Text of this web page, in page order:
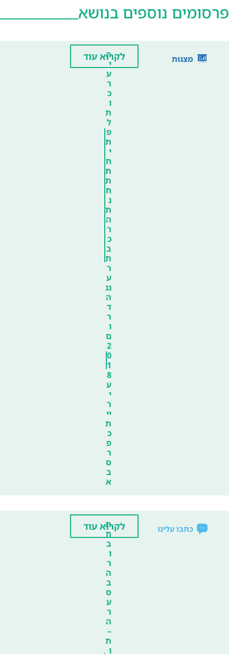
פרסומים נוספים בנושא
מצגות
ה
י
ע
ר
כ
ו
ת
ל
פ
ת
י
ח
ת
ת
ח
נ
ת
ה
ר
כ
ב
ת
ר
ע
ננ
ה
ד
ר
ו
ם
2
0
1
8
ע
י
ר
יי
ת
כ
פ
ר
ס
ב
א
לקרוא עוד
כתבו עלינו
ת
ח
ב
ו
ר
ה
ב
ס
ע
ר
ה
–
ת
ו
לקרוא עוד